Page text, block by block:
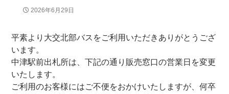
2026年6月29日
平素より大交北部バスをご利用いただきありがとうござ
います。
中津駅前出札所は、下記の通り販売窓口の営業日を変更
いたします。
ご利用のお客様にはご不便をおかけいたしますが、何卒